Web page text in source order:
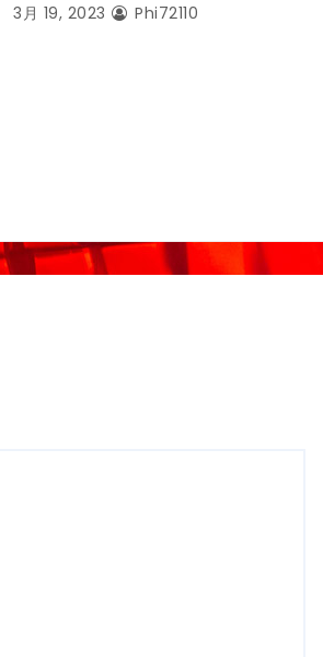
3月 19, 2023 Phi72110